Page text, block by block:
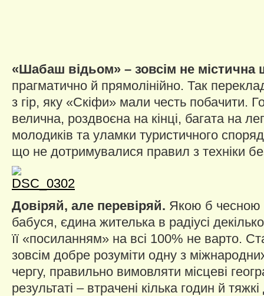
«Шабаш відьом» – зовсім не містична
прагматично й прямолінійно. Так
з гір, яку «Скіфи» мали честь побачити.
велична, роздвоєна на кінці, багата на
молодиків та уламки туристичного
що не дотримувалися правил з техніки
Довіряй, але перевіряй. Якою б чесною
бабуся, єдина жителька в радіусі
її «посиланням» на всі 100% не варто.
зовсім добре розуміти одну з
чергу, правильно вимовляти місцеві
результаті – втрачені кілька годин й